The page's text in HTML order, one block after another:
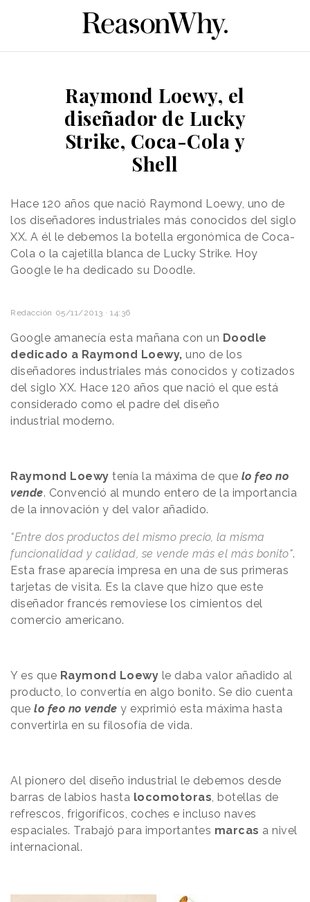
Raymond Loewy, el
diseñador de Lucky
Strike, Coca-Cola y
Shell
Hace 120 años que nació Raymond Loewy, uno de
los diseñadores industriales más conocidos del siglo
XX. A él le debemos la botella ergonómica de Coca-
Cola o la cajetilla blanca de Lucky Strike. Hoy
Google le ha dedicado su Doodle.
Redacción 05/11/2013 · 14:36
Google amanecía esta mañana con un Doodle
dedicado a Raymond Loewy, uno de los
diseñadores industriales más conocidos y cotizados
del siglo XX. Hace 120 años que nació el que está
considerado como el padre del diseño
industrial moderno.
Raymond Loewy tenía la máxima de que lo feo no
vende. Convenció al mundo entero de la importancia
de la innovación y del valor añadido.
"Entre dos productos del mismo precio, la misma
funcionalidad y calidad, se vende más el más bonito".
Esta frase aparecía impresa en una de sus primeras
tarjetas de visita. Es la clave que hizo que este
diseñador francés removiese los cimientos del
comercio americano.
Y es que Raymond Loewy le daba valor añadido al
producto , lo convertía en algo bonito. Se dio cuenta
que lo feo no vende y exprimió esta máxima hasta
convertirla en su filosofía de vida.
Al pionero del diseño industrial le debemos desde
barras de labios hasta locomotoras , botellas de
refrescos, frigoríficos , coches e incluso naves
espaciales. Trabajó para importantes marcas a nivel
internacional.